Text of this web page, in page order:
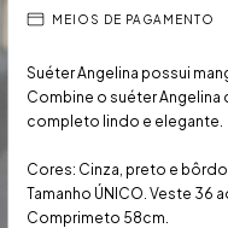
MEIOS DE PAGAMENTO
Suéter Angelina possui
Combine o suéter Angelina
completo lindo e elegante.
Cores: Cinza, preto e
Tamanho ÚNICO. Veste 36
Comprimeto 58cm.